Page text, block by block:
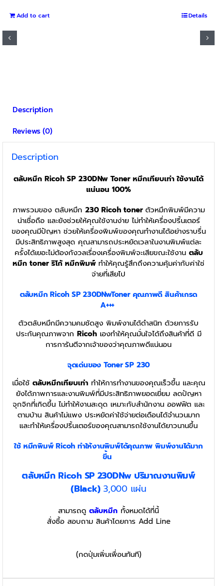
Add to cart Details
Description
Reviews (0)
Description
ตลับหมึก Ricoh SP 230DNw Tonerหมึกเทียบเท่า ใช้งานได้
แน่นอน 100%
ภาพรวมของ ตลับหมึก 230 Ricoh tonerตัวหมึกพิมพ์มีความ
น่าเชื่อถือ และยังช่วยให้คุณใช้งานง่าย ไม่ทำให้เครื่องปริ้นเตอร์
ของคุณมีปัญหา ช่วยให้เครื่องพิมพ์ของคุณทำงานได้อย่างราบรื่น
มีประสิทธิภาพสูงสุด คุณสามารถประหยัดเวลาในงานพิมพ์แต่ละ
ครั้งได้เยอะไม่ต้องกังวลเรื่องเครื่องพิมพ์จะเสียขณะใช้งาน ตลับ
หมึก toner ริโก้ หมึกพิมพ์ ทำให้คุณรู้สึกถึงความคุ้มค่ากับค่าใช่
จ่ายที่เสียไป
ตลับหมึก Ricoh SP 230DNwTonerคุณภาพดี สินค้าเกรด
A+++
ตัวตลับหมึกมีความคมชัดสูง พิมพ์งานได้ดำสนิท ด้วยการรับ
ประกันคุณภาพจาก Ricohเองทำให้คุณมั่นใจได้ถึงสินค้าที่ดี มี
การการันตีจากเจ้าของว่าคุณภาพดีแน่นอน
จุดเด่นของ Toner SP 230
เมื่อใช้ ตลับหมึกเทียบเท่าทำให้การทำงานของคุณเร็วขึ้น และคุณ
ยังได้ภาพการและงานพิมพ์ที่มีประสิทธิภาพยอดเยี่ยม ลดปัญหา
จุกจิกที่เกิดขึ้น ไม่ทำให้งานสะดุด เหมาะกับสำนักงาน ออฟฟิต และ
ตามบ้าน สินค้าไม่แพง ประหยัดค่าใช้จ่ายต่อเดือนได้จำนวนมาก
และทำให้เครื่องปริ้นเตอร์ของคุณสามารถใช้งานได้ยาวนานขึ้น
ใช้ หมึกพิมพ์ Ricoh ทำให้งานพิมพ์ได้คุณภาพ พิมพ์งานได้มาก
ขึ้น
ตลับหมึก Ricoh SP 230DNw ปริมาณงานพิมพ์
(Black)3,000 แผ่น
สามารถดู ตลับหมึก ทั้งหมดได้ที่นี้
สั่งซื้อ สอบถาม สินค้าโดยการ Add Line
(กดปุ่มเพิ่มเพื่อนทันที)